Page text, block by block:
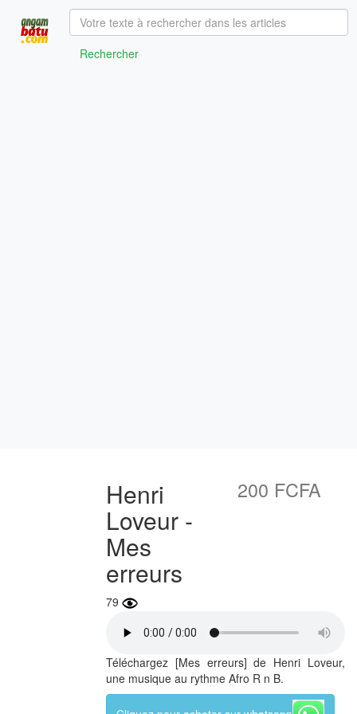
Rechercher
Henri
Loveur -
Mes
erreurs
79
200 FCFA
Téléchargez [Mes erreurs] de Henri Loveur,
une musique au rythme Afro R n B.